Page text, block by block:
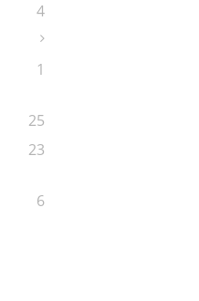
4
1
25
23
6